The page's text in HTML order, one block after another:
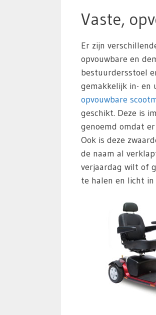
Vaste,
Er zijn
opvouwbare en
bestuurdersstoel
gemakkelijk in- en
opvouwbare
geschikt. Deze is
genoemd omdat
Ook is deze
de naam al
verjaardag wilt of
te halen en licht in